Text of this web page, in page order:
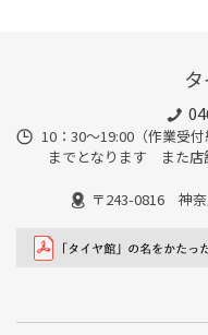
10：30～19:00（作業受
までとなります また店
〒243-0816 神